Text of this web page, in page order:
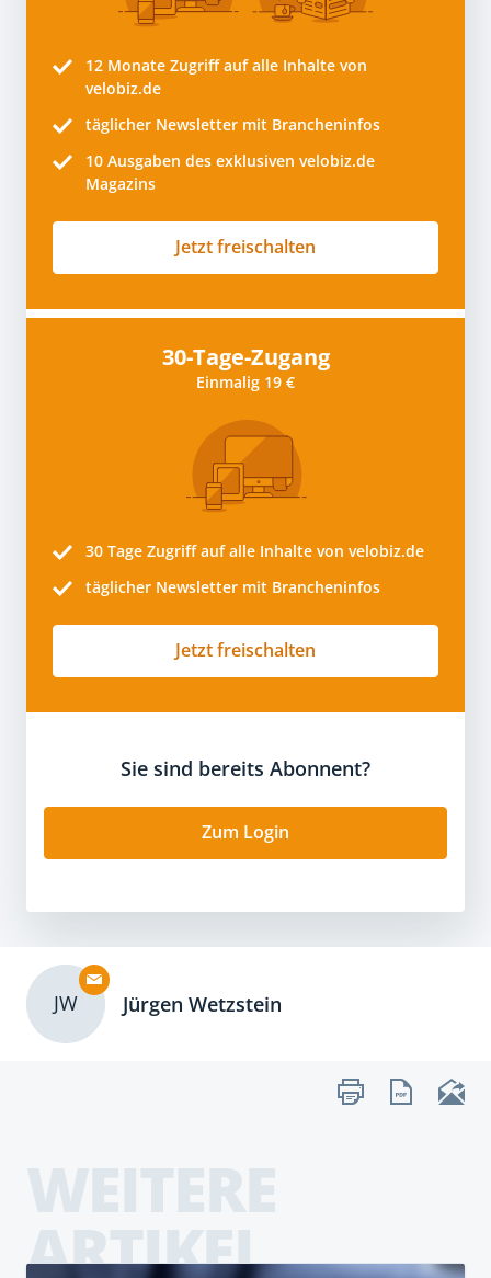
12 Monate Zugriff auf alle Inhalte von
velobiz.de
täglicher Newsletter mit Brancheninfos
10 Ausgaben des exklusiven velobiz.de
Magazins
Jetzt freischalten
30-Tage-Zugang
Einmalig 19 €
30 Tage Zugriff auf alle Inhalte von velobiz.de
täglicher Newsletter mit Brancheninfos
Jetzt freischalten
Sie sind bereits Abonnent?
Zum Login
JW Jürgen Wetzstein
ARTIKEL